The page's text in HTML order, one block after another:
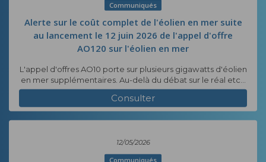
Communiqués
Alerte sur le coût complet de l'éolien en mer suite
au lancement le 12 juin 2026 de l'appel d'offre
AO120 sur l'éolien en mer
L'appel d'offres AO10 porte sur plusieurs gigawatts d'éolien
en mer supplémentaires. Au-delà du débat sur le réal etc...
Consulter
12/05/2026
Communiqués